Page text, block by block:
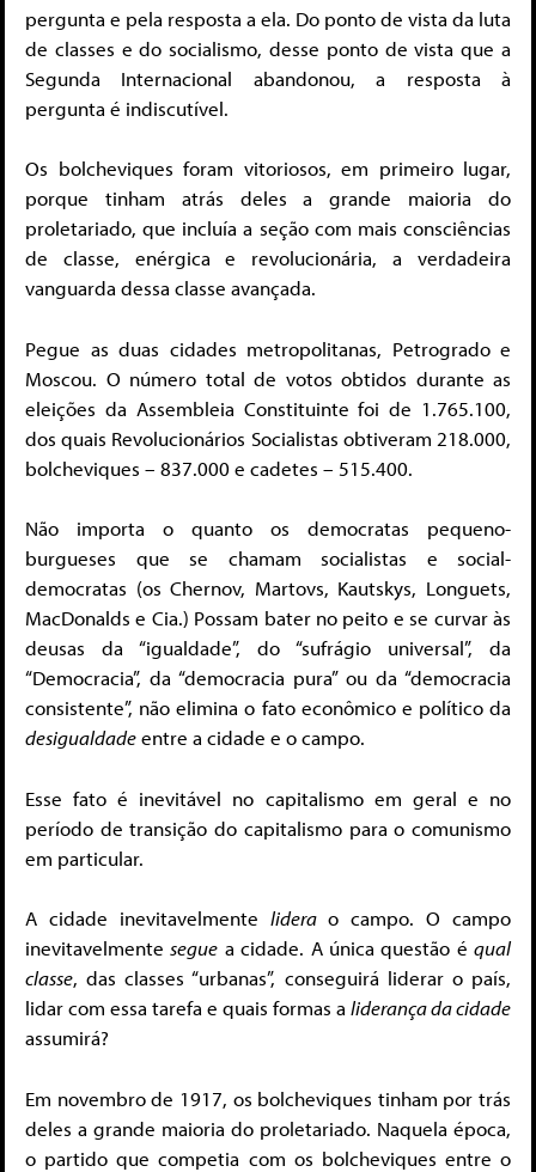
pergunta e pela resposta a ela. Do ponto de vista da luta
de classes e do socialismo, desse ponto de vista que a
Segunda Internacional abandonou, a resposta à
pergunta é indiscutível.
Os bolcheviques foram vitoriosos, em primeiro lugar,
porque tinham atrás deles a grande maioria do
proletariado, que incluía a seção com mais consciências
de classe, enérgica e revolucionária, a verdadeira
vanguarda dessa classe avançada.
Pegue as duas cidades metropolitanas, Petrogrado e
Moscou. O número total de votos obtidos durante as
eleições da Assembleia Constituinte foi de 1.765.100,
dos quais Revolucionários Socialistas obtiveram 218.000,
bolcheviques – 837.000 e cadetes – 515.400.
Não importa o quanto os democratas pequeno-
burgueses que se chamam socialistas e social-
democratas (os Chernov, Martovs, Kautskys, Longuets,
MacDonalds e Cia.) Possam bater no peito e se curvar às
deusas da “igualdade”, do “sufrágio universal”, da
“Democracia”, da “democracia pura” ou da “democracia
consistente”, não elimina o fato econômico e político da
desigualdadeentre a cidade e o campo.
Esse fato é inevitável no capitalismo em geral e no
período de transição do capitalismo para o comunismo
em particular.
A cidade inevitavelmente liderao campo. O campo
inevitavelmentesegue a cidade. A única questão é qual
classe, das classes “urbanas”, conseguirá liderar o país,
lidar com essa tarefa e quais formas aliderança da cidade
assumirá?
Em novembro de 1917, os bolcheviques tinham por trás
deles a grande maioria do proletariado. Naquela época,
o partido que competia com os bolcheviques entre o